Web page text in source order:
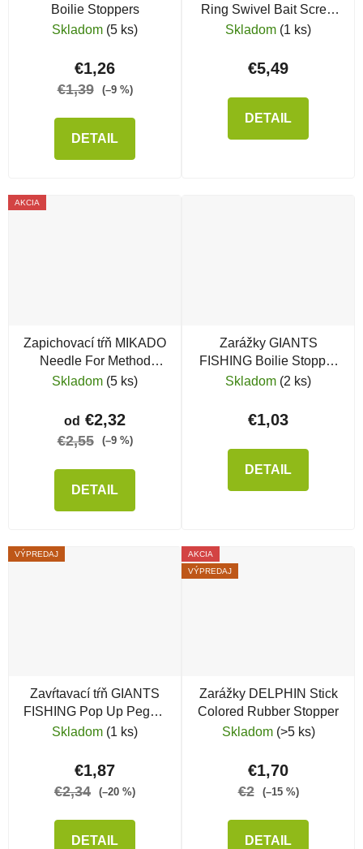
Boilie Stoppers
Skladom (5 ks)
€1,26
€1,39 (–9 %)
DETAIL
Ring Swivel Bait Screw
Large
Skladom (1 ks)
€5,49
DETAIL
AKCIA
Zapichovací tŕň MIKADO
Needle For Method
Feeder s konektorom
Skladom (5 ks)
od €2,32
€2,55 (–9 %)
DETAIL
Zarážky GIANTS
FISHING Boilie Stopper
Mate Green
Skladom (2 ks)
€1,03
DETAIL
VÝPREDAJ
Zavŕtavací tŕň GIANTS
FISHING Pop Up Pegs s
očkom
Skladom (1 ks)
€1,87
€2,34 (–20 %)
DETAIL
AKCIA
VÝPREDAJ
Zarážky DELPHIN Stick
Colored Rubber Stopper
Skladom (>5 ks)
€1,70
€2 (–15 %)
DETAIL